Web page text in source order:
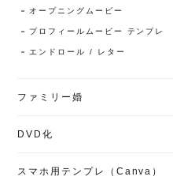
オープニングムービー
プロフィールムービー テンプレ
エンドロール / レター
ファミリー婚
DVD化
スマホ用テンプレ（Canva）